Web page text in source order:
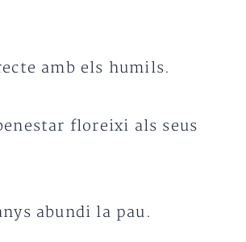
amb els humils.
floreixi als seus
abundi la pau.